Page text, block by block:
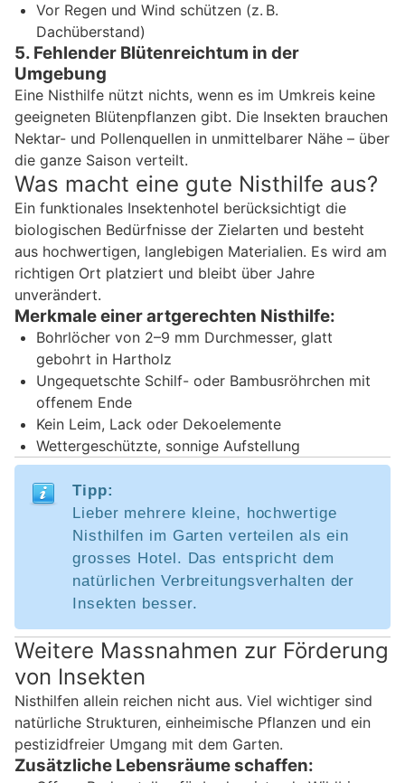
Vor Regen und Wind schützen (z. B.
Dachüberstand)
5. Fehlender Blütenreichtum in der
Umgebung
Eine Nisthilfe nützt nichts, wenn es im Umkreis keine
geeigneten Blütenpflanzen gibt. Die Insekten brauchen
Nektar- und Pollenquellen in unmittelbarer Nähe – über
die ganze Saison verteilt.
Was macht eine gute Nisthilfe aus?
Ein funktionales Insektenhotel berücksichtigt die
biologischen Bedürfnisse der Zielarten und besteht
aus hochwertigen, langlebigen Materialien. Es wird am
richtigen Ort platziert und bleibt über Jahre
unverändert.
Merkmale einer artgerechten Nisthilfe:
Bohrlöcher von 2–9 mm Durchmesser, glatt
gebohrt in Hartholz
Ungequetschte Schilf- oder Bambusröhrchen mit
offenem Ende
Kein Leim, Lack oder Dekoelemente
Wettergeschützte, sonnige Aufstellung
Tipp:
Lieber mehrere kleine, hochwertige
Nisthilfen im Garten verteilen als ein
grosses Hotel. Das entspricht dem
natürlichen Verbreitungsverhalten der
Insekten besser.
Weitere Massnahmen zur Förderung
von Insekten
Nisthilfen allein reichen nicht aus. Viel wichtiger sind
natürliche Strukturen, einheimische Pflanzen und ein
pestizidfreier Umgang mit dem Garten.
Zusätzliche Lebensräume schaffen: